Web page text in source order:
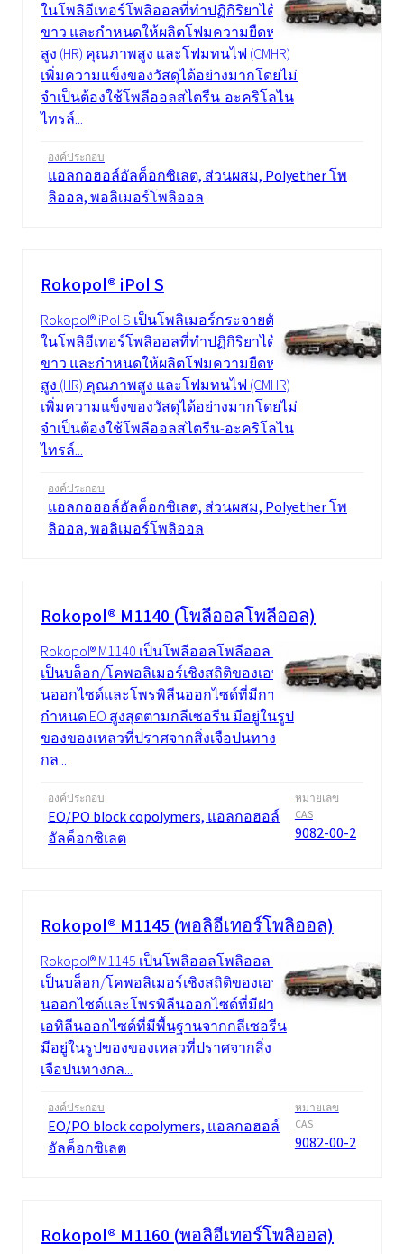
ในโพลิอีเทอร์โพลิออลที่ทำปฏิกิริยาได้ สี
ขาว และกำหนดให้ผลิตโฟมความยืดหยุ่น
สูง (HR) คุณภาพสูง และโฟมทนไฟ (CMHR)
เพิ่มความแข็งของวัสดุได้อย่างมากโดยไม่
จำเป็นต้องใช้โพลีออลสไตรีน-อะคริโลไน
ไทรล์...
องค์ประกอบ
แอลกอฮอล์อัลค็อกซิเลต, ส่วนผสม, Polyether โพ
ลิออล, พอลิเมอร์โพลิออล
Rokopol® iPol S
Rokopol® iPol S เป็นโพลิเมอร์กระจายตัว
ในโพลิอีเทอร์โพลิออลที่ทำปฏิกิริยาได้ สี
ขาว และกำหนดให้ผลิตโฟมความยืดหยุ่น
สูง (HR) คุณภาพสูง และโฟมทนไฟ (CMHR)
เพิ่มความแข็งของวัสดุได้อย่างมากโดยไม่
จำเป็นต้องใช้โพลีออลสไตรีน-อะคริโลไน
ไทรล์...
องค์ประกอบ
แอลกอฮอล์อัลค็อกซิเลต, ส่วนผสม, Polyether โพ
ลิออล, พอลิเมอร์โพลิออล
Rokopol® M1140 (โพลีออลโพลีออล)
Rokopol® M1140 เป็นโพลีออลโพลีออล ซึ่ง
เป็นบล็อก/โคพอลิเมอร์เชิงสถิติของเอทิลี
นออกไซด์และโพรพิลีนออกไซด์ที่มีการ
กำหนด EO สูงสุดตามกลีเซอรีน มีอยู่ในรูป
ของของเหลวที่ปราศจากสิ่งเจือปนทาง
กล...
องค์ประกอบ
EO/PO block copolymers, แอลกอฮอล์
อัลค็อกซิเลต
หมายเลข
CAS
9082-00-2
Rokopol® M1145 (พอลิอีเทอร์โพลิออล)
Rokopol® M1145 เป็นโพลิออลโพลิออล ซึ่ง
เป็นบล็อก/โคพอลิเมอร์เชิงสถิติของเอทิลี
นออกไซด์และโพรพิลีนออกไซด์ที่มีฝาปิด
เอทิลีนออกไซด์ที่มีพื้นฐานจากกลีเซอรีน
มีอยู่ในรูปของของเหลวที่ปราศจากสิ่ง
เจือปนทางกล...
องค์ประกอบ
EO/PO block copolymers, แอลกอฮอล์
อัลค็อกซิเลต
หมายเลข
CAS
9082-00-2
Rokopol® M1160 (พอลิอีเทอร์โพลิออล)